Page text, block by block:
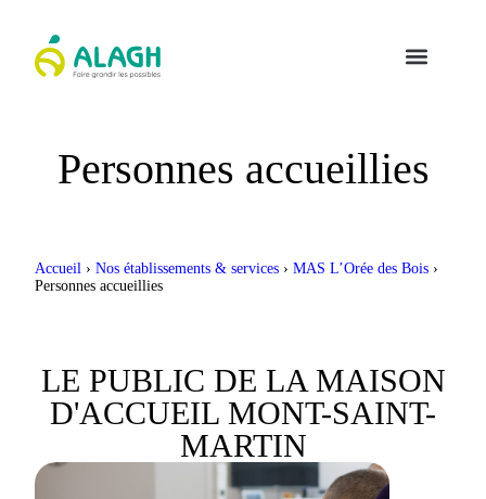
Personnes accueillies
Accueil › Nos établissements & services › MAS L’Orée des Bois ›
Personnes accueillies
LE PUBLIC DE LA MAISON
D'ACCUEIL MONT-SAINT-
MARTIN